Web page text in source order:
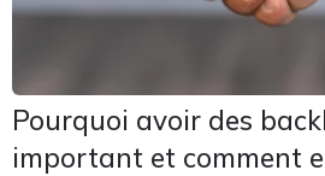
Pourquoi avoir des
important et comment